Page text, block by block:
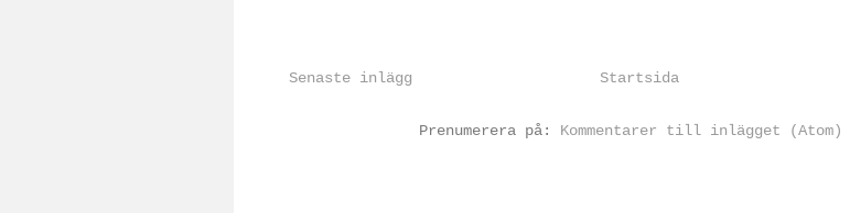
Senaste inlägg Startsida
Prenumerera på: Kommentarer till inlägget (Atom)